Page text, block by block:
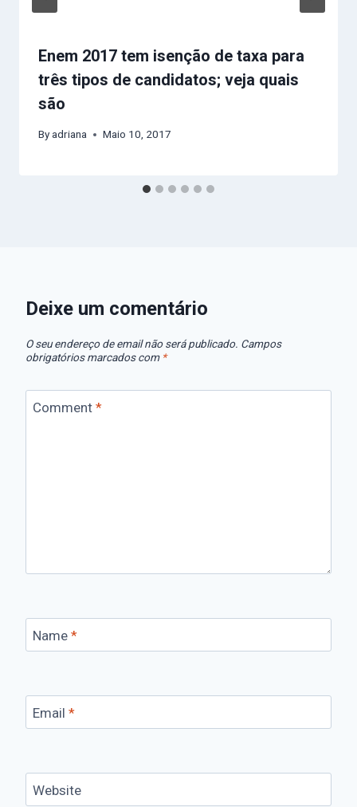
Enem 2017 tem isenção de taxa para
três tipos de candidatos; veja quais
são
Byadriana Maio 10, 2017
Deixe um comentário
O seu endereço de email não será publicado. Campos
obrigatórios marcados com *
Comment *
Name *
Email *
Website